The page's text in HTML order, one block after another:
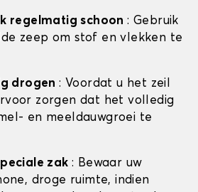
regelmatig schoon: Gebruik
zeep om stof en vlekken te
drogen: Voordat u het zeil
zorgen dat het volledig
en meeldauwgroei te
zak : Bewaar uw
droge ruimte, indien